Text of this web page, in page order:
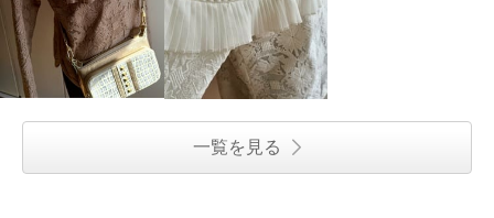
一覧を見る